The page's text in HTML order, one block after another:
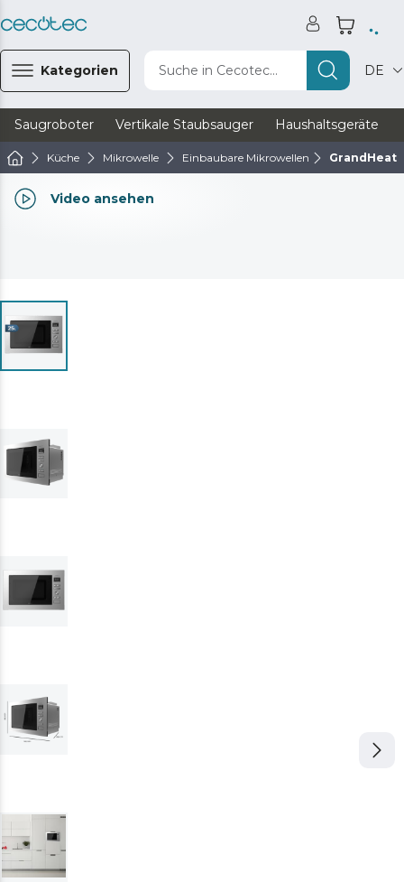
Kategorien Suche in Cecotec... DE
Saugroboter Vertikale Staubsauger Haushaltsgeräte
Küche Mikrowelle Einbaubare Mikrowellen GrandHeat
Video ansehen